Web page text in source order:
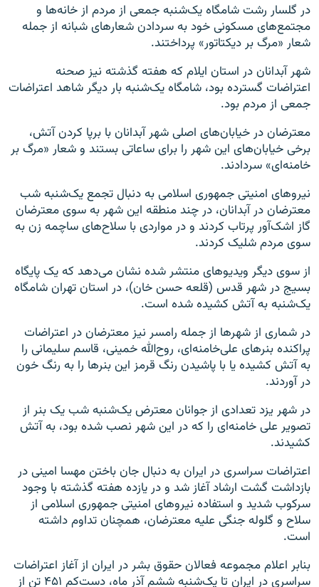
در گلسار رشت شامگاه یک‌شنبه جمعی از مردم از خانه‌ها و
مجتمع‌های مسکونی خود به سردادن شعارهای شبانه از جمله
شعار «مرگ بر دیکتاتور» پرداختند.
شهر آبدانان در استان ایلام که هفته گذشته نیز صحنه
اعتراضات گسترده بود، شامگاه یک‌شنبه بار دیگر شاهد اعتراضات
جمعی از مردم بود.
معترضان در خیابان‌های اصلی شهر آبدانان با برپا کردن آتش،
برخی خیابان‌های این شهر را برای ساعاتی بستند و شعار «مرگ بر
خامنه‌ای» سردادند.
نیروهای امنیتی جمهوری اسلامی به دنبال تجمع یک‌شنبه شب
معترضان در آبدانان، در چند منطقه این شهر به سوی معترضان
گاز اشک‌آور پرتاب کردند و در مواردی با سلاح‌های ساچمه زن به
سوی مردم شلیک کردند.
از سوی دیگر ویدیوهای منتشر شده نشان می‌دهد که یک پایگاه
بسیج در شهر قدس (قلعه حسن خان)، در استان تهران شامگاه
یک‌شنبه به آتش کشیده شده است.
در شماری از شهرها از جمله رامسر نیز معترضان در اعتراضات
پراکنده بنرهای علی‌خامنه‌ای، روح‌الله خمینی، قاسم سلیمانی را
به آتش کشیده یا با پاشیدن رنگ قرمز این بنرها را به رنگ خون
در آوردند.
در شهر یزد تعدادی از جوانان معترض یک‌شنبه شب یک بنر از
تصویر علی خامنه‌ای را که در این شهر نصب شده بود، به آتش
کشیدند.
اعتراضات سراسری در ایران به دنبال جان باختن مهسا امینی در
بازداشت گشت ارشاد آغاز شد و در یازده هفته گذشته با وجود
سرکوب شدید و استفاده نیروهای امنیتی جمهوری اسلامی از
سلاح‌ و گلوله جنگی علیه معترضان، همچنان تداوم داشته
است.
بنابر اعلام مجموعه فعالان حقوق بشر در ایران از آغاز اعتراضات
سراسری در ایران تا یک‌شنبه ششم آذر ماه، دست‌کم ۴۵۱ تن از